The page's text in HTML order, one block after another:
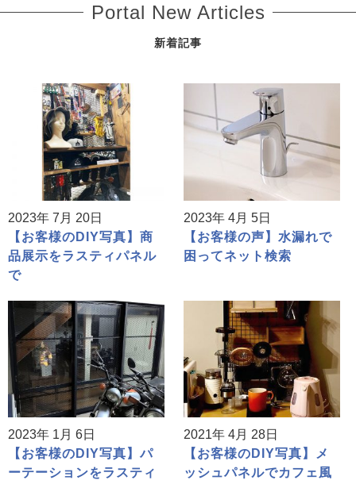
Portal New Articles
新着記事
2023年 7月 20日
【お客様のDIY写真】商
品展示をラスティパネル
で
2023年 4月 5日
【お客様の声】水漏れで
困ってネット検索
2023年 1月 6日
【お客様のDIY写真】パ
ーテーションをラスティ
2021年 4月 28日
【お客様のDIY写真】メ
ッシュパネルでカフェ風